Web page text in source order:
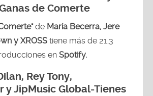
de Comerte
de María Becerra, Jere
y XROSS tiene más de 21,3
en Spotify.
Rey Tony,
y JipMusic Global-Tienes